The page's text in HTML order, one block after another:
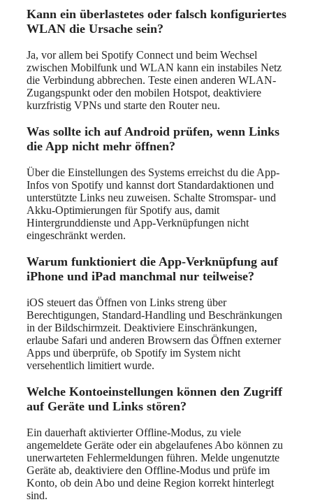
Kann ein überlastetes oder falsch konfiguriertes
WLAN die Ursache sein?
Ja, vor allem bei Spotify Connect und beim Wechsel
zwischen Mobilfunk und WLAN kann ein instabiles Netz
die Verbindung abbrechen. Teste einen anderen WLAN-
Zugangspunkt oder den mobilen Hotspot, deaktiviere
kurzfristig VPNs und starte den Router neu.
Was sollte ich auf Android prüfen, wenn Links
die App nicht mehr öffnen?
Über die Einstellungen des Systems erreichst du die App-
Infos von Spotify und kannst dort Standardaktionen und
unterstützte Links neu zuweisen. Schalte Stromspar- und
Akku-Optimierungen für Spotify aus, damit
Hintergrunddienste und App-Verknüpfungen nicht
eingeschränkt werden.
Warum funktioniert die App-Verknüpfung auf
iPhone und iPad manchmal nur teilweise?
iOS steuert das Öffnen von Links streng über
Berechtigungen, Standard-Handling und Beschränkungen
in der Bildschirmzeit. Deaktiviere Einschränkungen,
erlaube Safari und anderen Browsern das Öffnen externer
Apps und überprüfe, ob Spotify im System nicht
versehentlich limitiert wurde.
Welche Kontoeinstellungen können den Zugriff
auf Geräte und Links stören?
Ein dauerhaft aktivierter Offline-Modus, zu viele
angemeldete Geräte oder ein abgelaufenes Abo können zu
unerwarteten Fehlermeldungen führen. Melde ungenutzte
Geräte ab, deaktiviere den Offline-Modus und prüfe im
Konto, ob dein Abo und deine Region korrekt hinterlegt
sind.